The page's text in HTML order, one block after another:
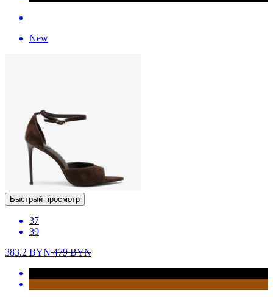
New
Быстрый просмотр
37
39
383.2 BYN479BYN